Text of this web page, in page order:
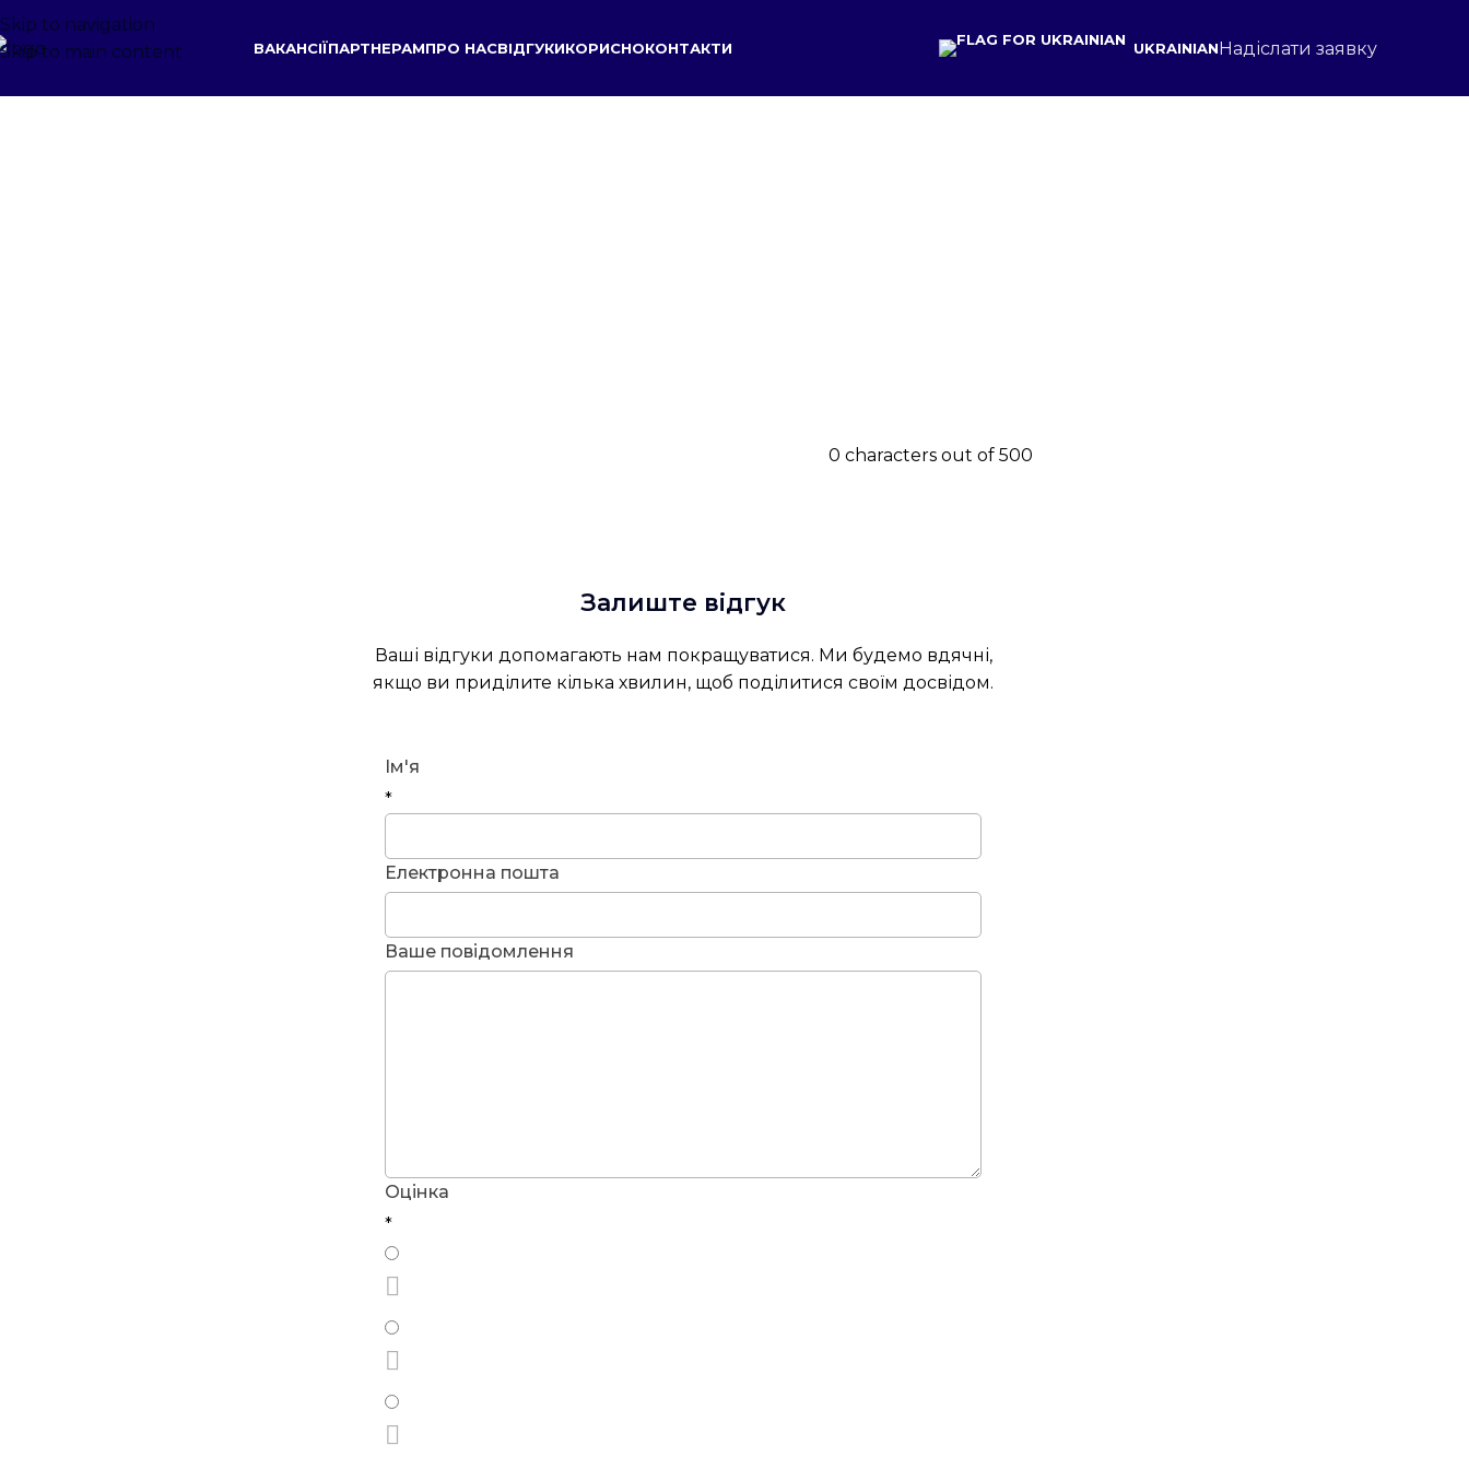
Skip to navigation
Skip to main content
ВАКАНСІЇПАРТНЕРАМПРО НАСВІДГУКИКОРИСНОКОНТАКТИ UKRAINIANНадіслати заявку
Залиште відгук
Ваші відгуки допомагають нам покращуватися. Ми будемо вдячні,
якщо ви приділите кілька хвилин, щоб поділитися своїм досвідом.
Ім'я
*
Електронна пошта
Ваше повідомлення
0 characters out of 500
Оцінка
*